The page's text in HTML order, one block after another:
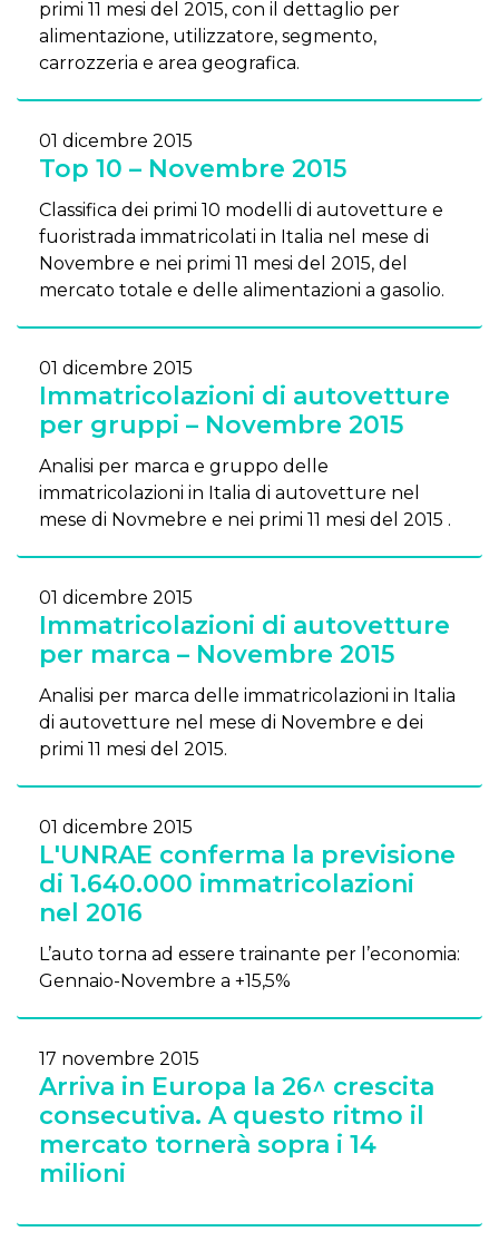
primi 11 mesi del 2015, con il dettaglio per
alimentazione, utilizzatore, segmento,
carrozzeria e area geografica.
01 dicembre 2015
Top 10 – Novembre 2015
Classifica dei primi 10 modelli di autovetture e
fuoristrada immatricolati in Italia nel mese di
Novembre e nei primi 11 mesi del 2015, del
mercato totale e delle alimentazioni a gasolio.
01 dicembre 2015
Immatricolazioni di autovetture
per gruppi – Novembre 2015
Analisi per marca e gruppo delle
immatricolazioni in Italia di autovetture nel
mese di Novmebre e nei primi 11 mesi del 2015 .
01 dicembre 2015
Immatricolazioni di autovetture
per marca – Novembre 2015
Analisi per marca delle immatricolazioni in Italia
di autovetture nel mese di Novembre e dei
primi 11 mesi del 2015.
01 dicembre 2015
L'UNRAE conferma la previsione
di 1.640.000 immatricolazioni
nel 2016
L’auto torna ad essere trainante per l’economia:
Gennaio-Novembre a +15,5%
17 novembre 2015
Arriva in Europa la 26^ crescita
consecutiva. A questo ritmo il
mercato tornerà sopra i 14
milioni